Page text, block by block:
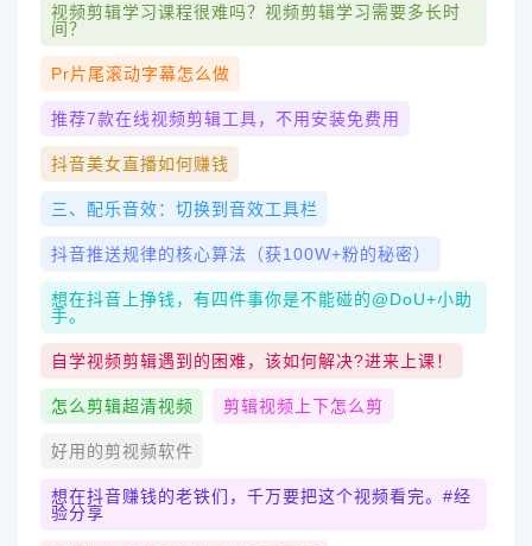
视频剪辑学习课程很难吗？视频剪辑学习需要多长时
间？
Pr片尾滚动字幕怎么做
推荐7款在线视频剪辑工具，不用安装免费用
抖音美女直播如何赚钱
三、配乐音效：切换到音效工具栏
抖音推送规律的核心算法（获100W+粉的秘密）
想在抖音上挣钱，有四件事你是不能碰的@DoU+小助
手。
自学视频剪辑遇到的困难，该如何解决?进来上课！
怎么剪辑超清视频 剪辑视频上下怎么剪
好用的剪视频软件
想在抖音赚钱的老铁们，千万要把这个视频看完。#经
验分享